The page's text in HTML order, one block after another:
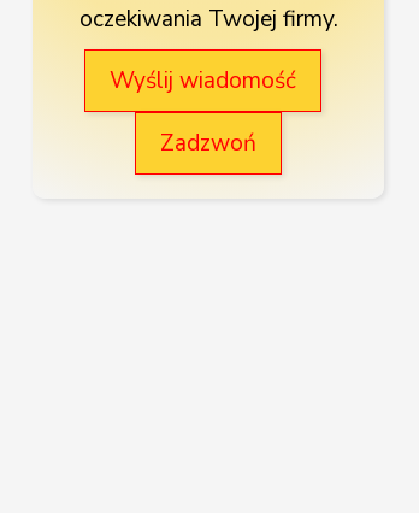
oczekiwania Twojej firmy.
Wyślij wiadomość
Zadzwoń